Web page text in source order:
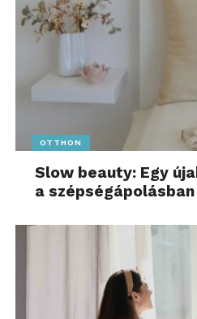
OTTHON
Slow beauty: Egy
a szépségápolásban